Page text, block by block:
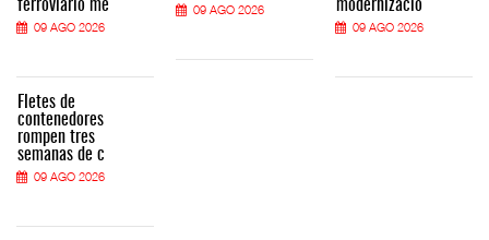
ferroviario me
09 AGO 2026
Fletes de
contenedores
rompen tres
semanas de c
09 AGO 2026
09 AGO 2026
modernizació
09 AGO 2026